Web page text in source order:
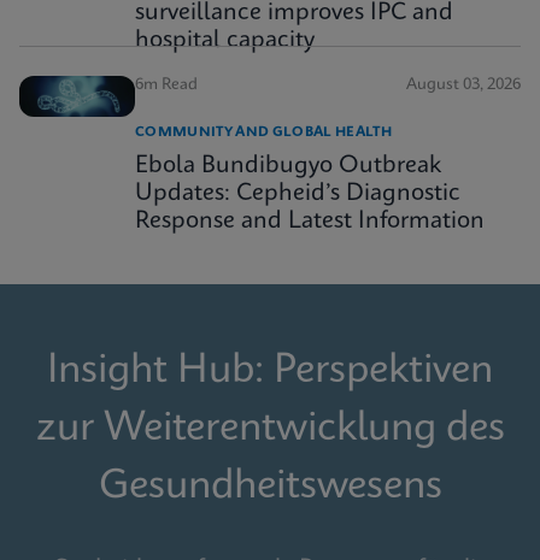
surveillance improves IPC and
hospital capacity
6m Read August 03, 2026
COMMUNITY AND GLOBAL HEALTH
Ebola Bundibugyo Outbreak
Updates: Cepheid’s Diagnostic
Response and Latest Information
Insight Hub: Perspektiven
zur Weiterentwicklung des
Gesundheitswesens